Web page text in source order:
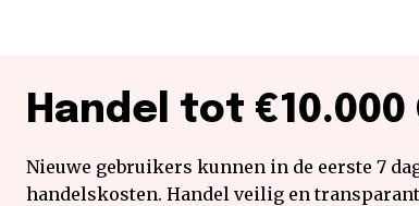
Handel tot €10.000
Nieuwe gebruikers kunnen in de eerste 7
handelskosten. Handel veilig en